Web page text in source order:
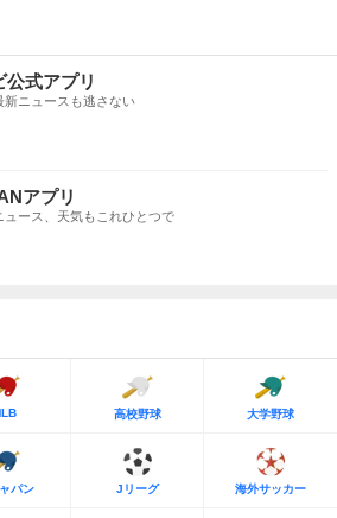
公式アプリ
新ニュースも逃さない
アプリ
ュース、天気もこれひとつで
高校野球 大学野球
パン Jリーグ 海外サッカー